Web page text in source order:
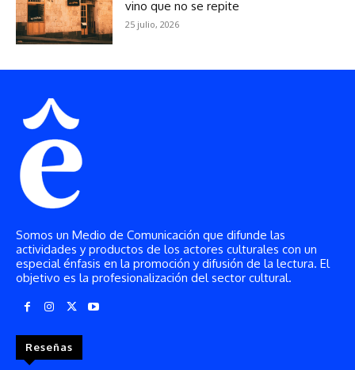
Somos un Medio de Comunicación que difunde las
actividades y productos de los actores culturales con un
especial énfasis en la promoción y difusión de la lectura. El
objetivo es la profesionalización del sector cultural.
Reseñas